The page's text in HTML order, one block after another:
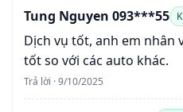
Tung Nguyen 093***55
Dịch vụ tốt, anh em nhân
tốt so với các auto khác.
Trả lời · 9/10/2025